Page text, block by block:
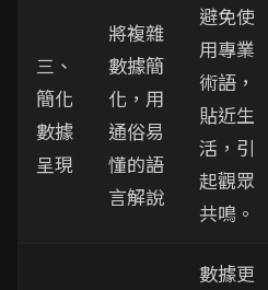
三、
簡化
數據
呈現
將複雜
數據簡
化，用
通俗易
懂的語
言解說
避免使
用專業
術語，
貼近生
活，引
起觀眾
共鳴。
數據更